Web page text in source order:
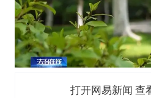
打开网易新闻 查